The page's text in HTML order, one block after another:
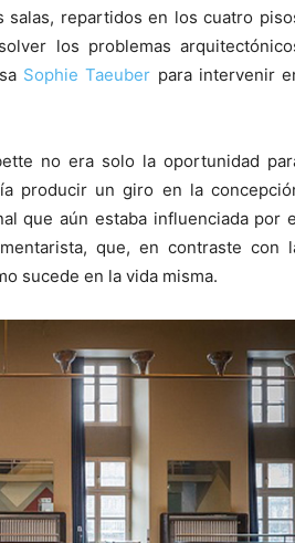
repartidos en los cuatro
los problemas
Sophie Taeuber para intervenir
no era solo la oportunidad
producir un giro en la
que aún estaba influenciada por
que, en contraste con
sucede en la vida misma.